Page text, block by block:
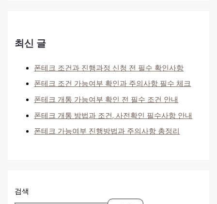
최신 글
폰테크 조건과 진행과정 신청 전 필수 확인사항
폰테크 조건 가능여부 확인과 주의사항 필수 체크
폰테크 개통 가능여부 확인 전 필수 조건 안내
폰테크 개통 방법과 조건, 사전확인 필수사항 안내
폰테크 가능여부 진행방법과 주의사항 총정리
검색